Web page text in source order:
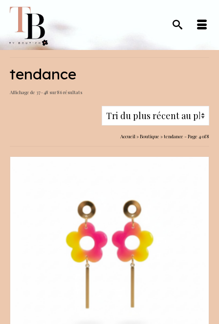
tendance
Affichage de 37–48 sur 86 résultatsTrié
Accueil»Boutique »tendance - Page 4 of 8